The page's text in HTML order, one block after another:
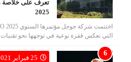
2025
التي تعكس قفزة نوعية في توجهها نحو
25 فبراير 2021